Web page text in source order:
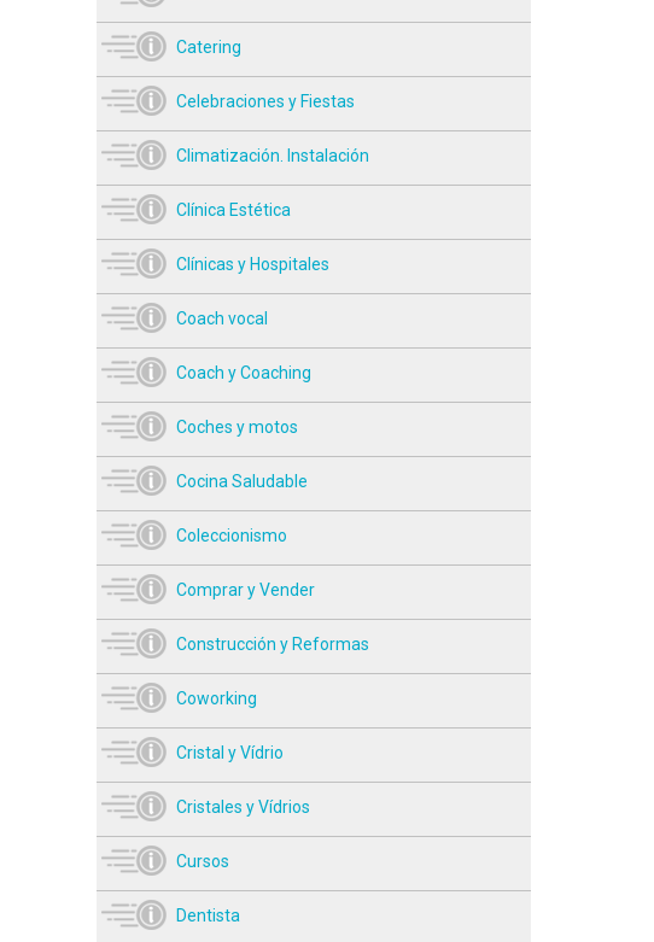
Catering
Celebraciones y Fiestas
Climatización. Instalación
Clínica Estética
Clínicas y Hospitales
Coach vocal
Coach y Coaching
Coches y motos
Cocina Saludable
Coleccionismo
Comprar y Vender
Construcción y Reformas
Coworking
Cristal y Vídrio
Cristales y Vídrios
Cursos
Dentista